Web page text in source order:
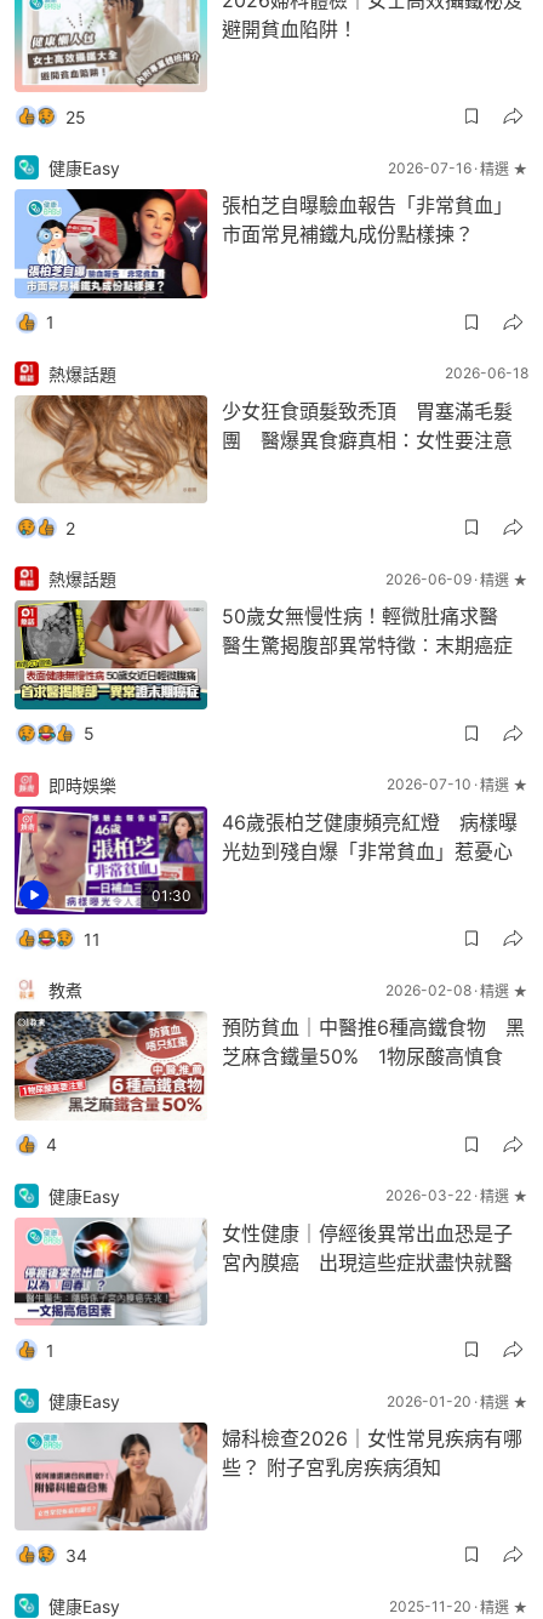
避開貧血陷阱！
25
健康Easy 2026-07-16 精選 ★
張柏芝自曝驗血報告「非常貧血」
市面常見補鐵丸成份點樣揀？
1
熱爆話題 2026-06-18
少女狂食頭髮致禿頂 胃塞滿毛髮
團 醫爆異食癖真相：女性要注意
2
熱爆話題 2026-06-09 精選 ★
50歲女無慢性病！輕微肚痛求醫
醫生驚揭腹部異常特徵︰末期癌症
5
01:30
即時娛樂 2026-07-10 精選 ★
46歲張柏芝健康頻亮紅燈 病樣曝
光攰到殘自爆「非常貧血」惹憂心
11
教煮 2026-02-08 精選 ★
預防貧血｜中醫推6種高鐵食物 黑
芝麻含鐵量50% 1物尿酸高慎食
4
健康Easy 2026-03-22 精選 ★
女性健康｜停經後異常出血恐是子
宮內膜癌 出現這些症狀盡快就醫
1
健康Easy 2026-01-20 精選 ★
婦科檢查2026｜女性常見疾病有哪
些？ 附子宮乳房疾病須知
34
健康Easy 2025-11-20 精選 ★